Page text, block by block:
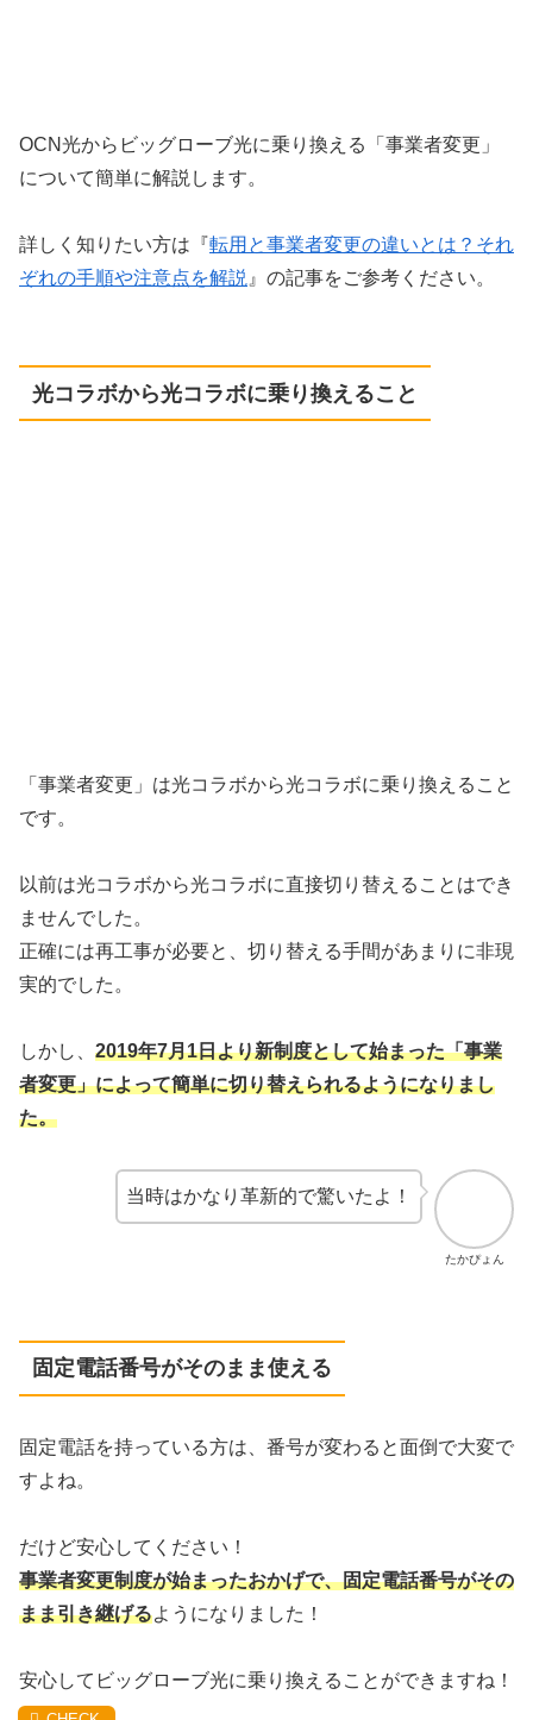
OCN光からビッグローブ光に乗り換える「事業者変更」
について簡単に解説します。
詳しく知りたい方は『転用と事業者変更の違いとは？それ
ぞれの手順や注意点を解説 』の記事をご参考ください。
光コラボから光コラボに乗り換えること
「事業者変更」は光コラボから光コラボに乗り換えること
です。
以前は光コラボから光コラボに直接切り替えることはでき
ませんでした。
正確には再工事が必要と、切り替える手間があまりに非現
実的でした。
しかし、 2019年7月1日より新制度として始まった「事業
者変更」によって簡単に切り替えられるようになりまし
た。
たかぴょん
当時はかなり革新的で驚いたよ！
固定電話番号がそのまま使える
固定電話を持っている方は、番号が変わると面倒で大変で
すよね。
だけど安心してください！
事業者変更制度が始まったおかげで、固定電話番号がその
まま引き継げるようになりました！
安心してビッグローブ光に乗り換えることができますね！